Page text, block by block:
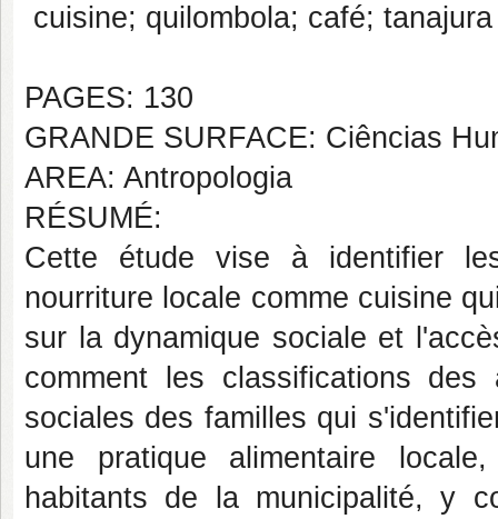
cuisine; quilombola; café; tanajura
PAGES: 130
GRANDE SURFACE: Ciências
AREA: Antropologia
RÉSUMÉ:
Cette étude vise à identifier
nourriture locale comme cuisine
sur la dynamique sociale et
comment les classifications des
sociales des familles qui
une pratique alimentaire
habitants de la municipalité, y